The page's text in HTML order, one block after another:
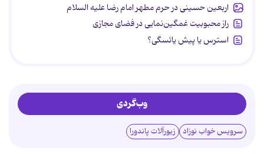
اربعین حسینی در حرم مطهر امام رضا علیه السلام
راز محبوبیت غمگین‌نمایی در فضای مجازی
استرس یا پیش یائسگی؟
وب‌گردی
سرویس خواب نوزاد زیورآلات پاندورا